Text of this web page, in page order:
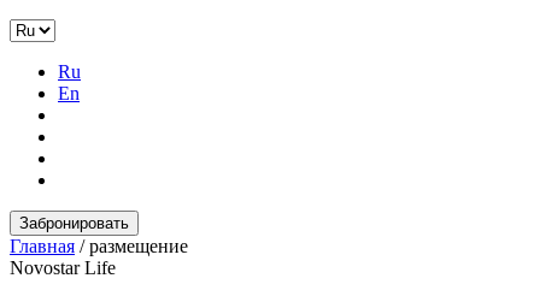
Ru
En
Забронировать
Главная /размещение
Novostar Life